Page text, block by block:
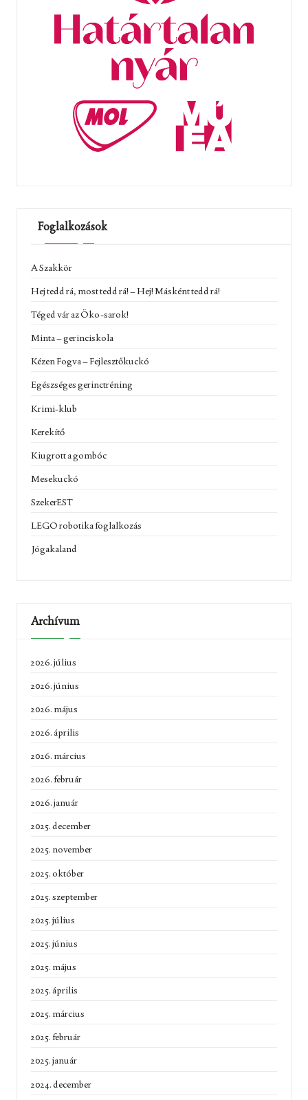
Foglalkozások
A Szakkör
Hej tedd rá, most tedd rá! – Hej! Másként tedd rá!
Téged vár az Öko-sarok!
Minta – gerinciskola
Kézen Fogva – Fejlesztőkuckó
Egészséges gerinctréning
Krimi-klub
Kerekítő
Kiugrott a gombóc
Mesekuckó
SzekerEST
LEGO robotika foglalkozás
Jógakaland
Archívum
2026. július
2026. június
2026. május
2026. április
2026. március
2026. február
2026. január
2025. december
2025. november
2025. október
2025. szeptember
2025. július
2025. június
2025. május
2025. április
2025. március
2025. február
2025. január
2024. december